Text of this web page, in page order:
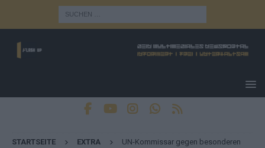
STARTSEITE EXTRA
UN-Kommissar gegen besonderen